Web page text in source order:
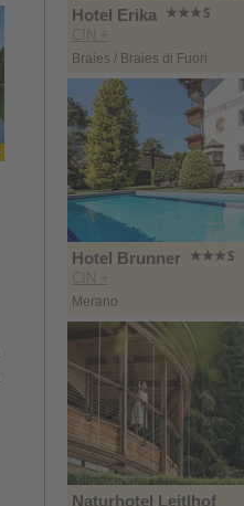
Hotel Erika
CIN +
Braies / Braies di Fuori
Hotel Brunner
CIN +
Merano
Naturhotel Leitlhof